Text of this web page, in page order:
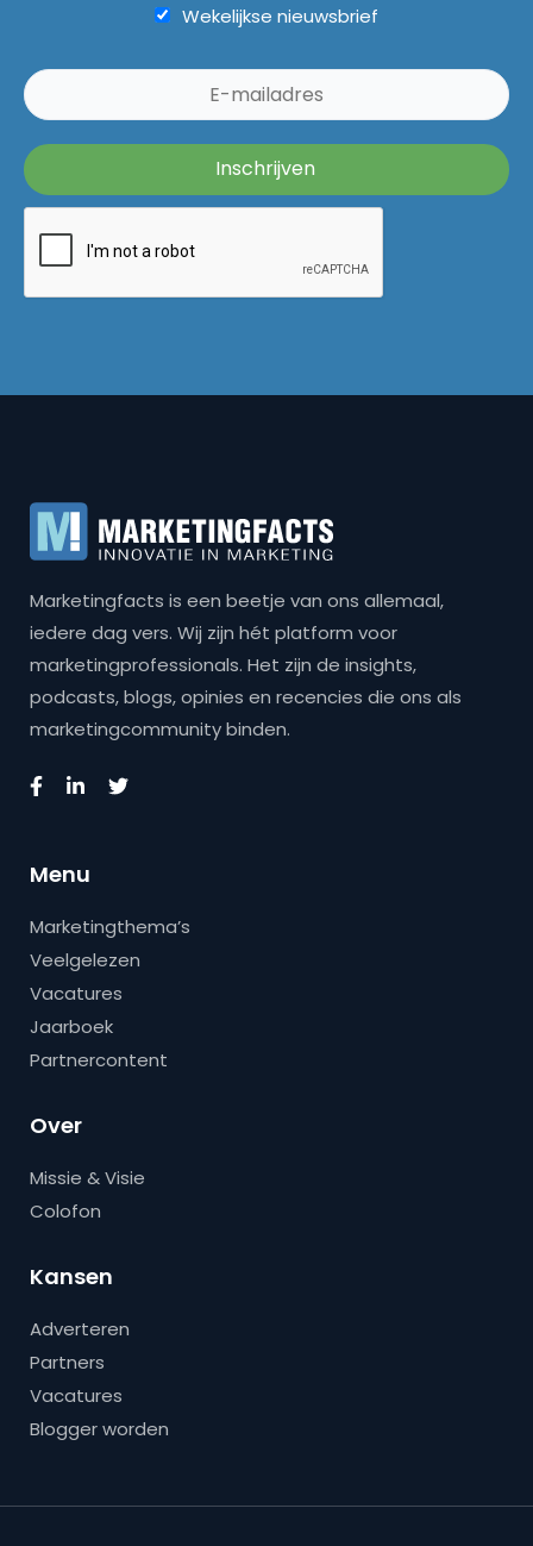
Wekelijkse nieuwsbrief
Marketingfacts is een beetje van ons allemaal,
iedere dag vers. Wij zijn hét platform voor
marketingprofessionals. Het zijn de insights,
podcasts, blogs, opinies en recencies die ons als
marketingcommunity binden.
Menu
Marketingthema’s
Veelgelezen
Vacatures
Jaarboek
Partnercontent
Over
Missie & Visie
Colofon
Kansen
Adverteren
Partners
Vacatures
Blogger worden